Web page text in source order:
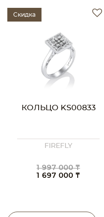
Скидка
КОЛЬЦО KS00833
FIREFLY
1 997 000 ₸
1 697 000 ₸